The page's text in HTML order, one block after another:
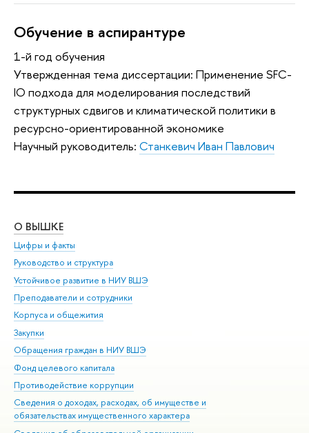
Обучение в аспирантуре
1-й год обучения
Утвержденная тема диссертации: Применение SFC-
IO подхода для моделирования последствий
структурных сдвигов и климатической политики в
ресурсно-ориентированной экономике
Научный руководитель: Станкевич Иван Павлович
О ВЫШКЕ
Цифры и факты
Руководство и структура
Устойчивое развитие в НИУ ВШЭ
Преподаватели и сотрудники
Корпуса и общежития
Закупки
Обращения граждан в НИУ ВШЭ
Фонд целевого капитала
Противодействие коррупции
Сведения о доходах, расходах, об имуществе и
обязательствах имущественного характера